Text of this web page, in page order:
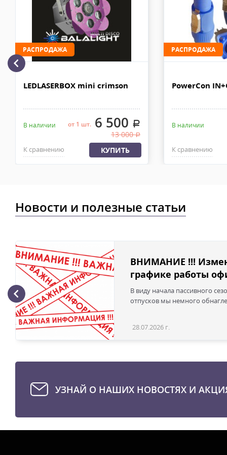
Доставка по Москве, МО и России - EMS ПОЧТА РОССИИ
Отправку заказа курьерской службой EMS осуществляем из
в течении 2-4х рабочих дней с момента 100% предоплаты,
РАСПРОДАЖА
LEDLASERBOX mini crimson
В наличии от 1 шт.6 500 .
13 000.
К сравнению КУПИТЬ
РАСПРОДАЖА
PowerCon
В наличии
К сравнению
Новости и полезные статьи
ВНИМАНИЕ !!!
графике работы
В виду начала пассивного
отпусков мы немного
28.07.2026 г.
УЗНАЙ О НАШИХ НОВОСТЯХ И